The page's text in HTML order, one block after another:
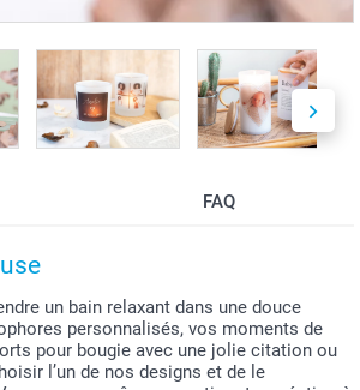
FAQ
un bain relaxant dans une douce
personnalisés, vos moments de
pour bougie avec une jolie citation ou
l’un de nos designs et de le